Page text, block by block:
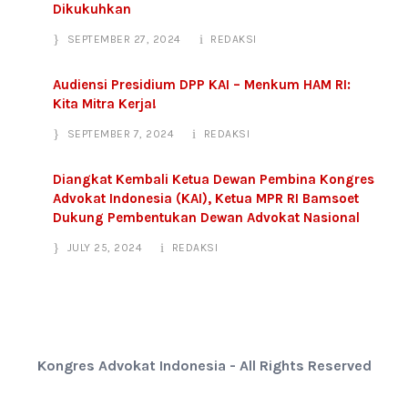
Dikukuhkan
SEPTEMBER 27, 2024 REDAKSI
Audiensi Presidium DPP KAI – Menkum HAM RI:
Kita Mitra Kerja!
SEPTEMBER 7, 2024 REDAKSI
Diangkat Kembali Ketua Dewan Pembina Kongres
Advokat Indonesia (KAI), Ketua MPR RI Bamsoet
Dukung Pembentukan Dewan Advokat Nasional
JULY 25, 2024 REDAKSI
Kongres Advokat Indonesia - All Rights Reserved